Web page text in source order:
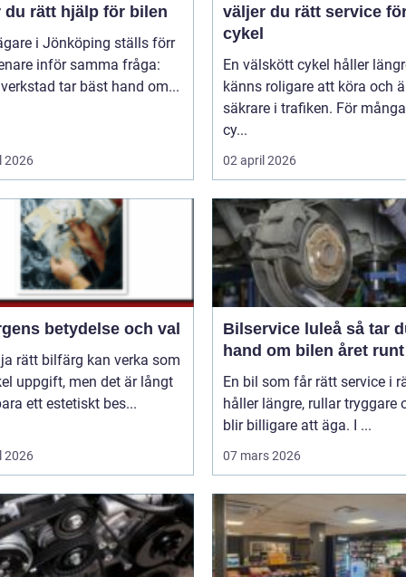
du rätt hjälp för bilen
i Jönköping ställs förr
inför samma fråga:
tar bäst hand om...
2026
väljer du rätt service
cykel
En välskött cykel håller
känns roligare att köra och
säkrare i trafiken. För
cy...
02 april 2026
betydelse och val
rätt bilfärg kan verka som
uppgift, men det är långt
ett estetiskt bes...
2026
Bilservice luleå så tar du
hand om bilen året runt
En bil som får rätt service i
håller längre, rullar tryggare
blir billigare att äga. I ...
07 mars 2026